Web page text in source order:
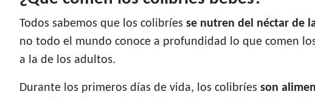
Todos sabemos que los colibríes se nutren del néctar de
no todo el mundo conoce a profundidad lo que comen
a la de los adultos.
Durante los primeros días de vida, los colibríes son